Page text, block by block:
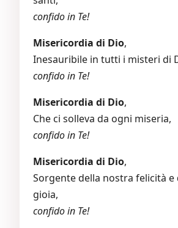
confido in Te!
Misericordia di Dio,
Inesauribile in tutti i misteri di
confido in Te!
Misericordia di Dio,
Che ci solleva da ogni miseria,
confido in Te!
Misericordia di Dio,
Sorgente della nostra felicità e
gioia,
confido in Te!